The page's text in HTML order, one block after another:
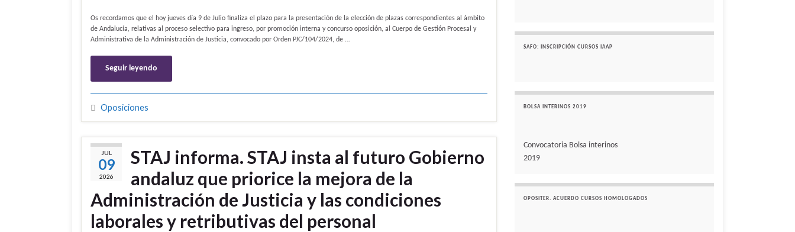
Os recordamos que el hoy jueves día 9 de Julio finaliza el plazo para la presentación de la elección de plazas correspondientes al ámbito
de Andalucía, relativas al proceso selectivo para ingreso, por promoción interna y concurso oposición, al Cuerpo de Gestión Procesal y
Administrativa de la Administración de Justicia, convocado por Orden PJC/104/2024, de …
Seguir leyendo
Oposiciones
JUL
09
2026
STAJ informa. STAJ insta al futuro Gobierno
andaluz que priorice la mejora de la
Administración de Justicia y las condiciones
laborales y retributivas del personal
SAFO: INSCRIPCIÓN CURSOS IAAP
BOLSA INTERINOS 2019
Convocatoria Bolsa interinos
2019
OPOSITER. ACUERDO CURSOS HOMOLOGADOS